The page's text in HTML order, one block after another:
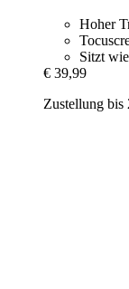
Hoher
Sitzt
€ 39,99
Zustellung bis